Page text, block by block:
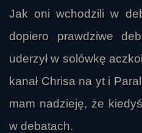
choć nie każdy układ
temu realne
problemach z
które mogły być od
założeniach. Jego
zaczyna rozumieć,
Jak oni wchodzili w
dopiero prawdziwe
uderzył w solówkę
kanał Chrisa na yt i
mam nadzieję, że
w debatach.
Drabi